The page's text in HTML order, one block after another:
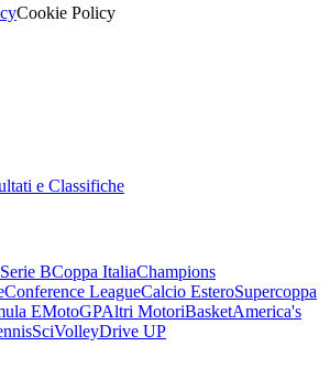
Cookie Policy
e Classifiche
Serie BCoppa ItaliaChampions
Conference LeagueCalcio EsteroSupercoppa
EMotoGPAltri MotoriBasketAmerica's
SciVolleyDrive UP